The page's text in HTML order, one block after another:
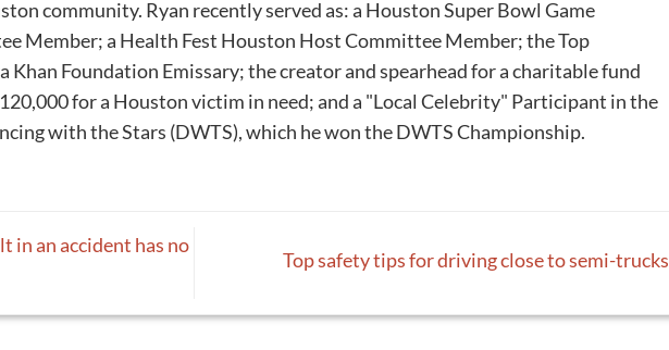
community. Ryan recently served as: a Houston Super Bowl Game
Member; a Health Fest Houston Host Committee Member; the Top
Khan Foundation Emissary; the creator and spearhead for a charitable fund
for a Houston victim in need; and a "Local Celebrity" Participant in the
with the Stars (DWTS), which he won the DWTS Championship.
in an accident has no
Top safety tips for driving close to semi-trucks